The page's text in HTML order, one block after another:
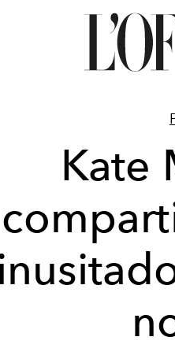
Kate